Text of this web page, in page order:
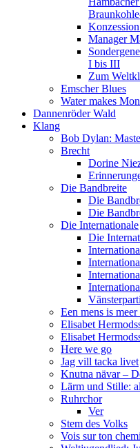
Manager
I bis III
Zum
Emscher Blues
Water makes
Dannenröder Wald
Klang
Bob Dylan:
Brecht
Dorine
Die Bandbreite
Die
Die
Die Internationale
Die
Een mens is
Elisabet
Elisabet
Here we go
Jag vill tacka livet
Knutna nävar –
Lärm und Stille:
Ruhrchor
Ver
Stem des Volks
Vois sur ton